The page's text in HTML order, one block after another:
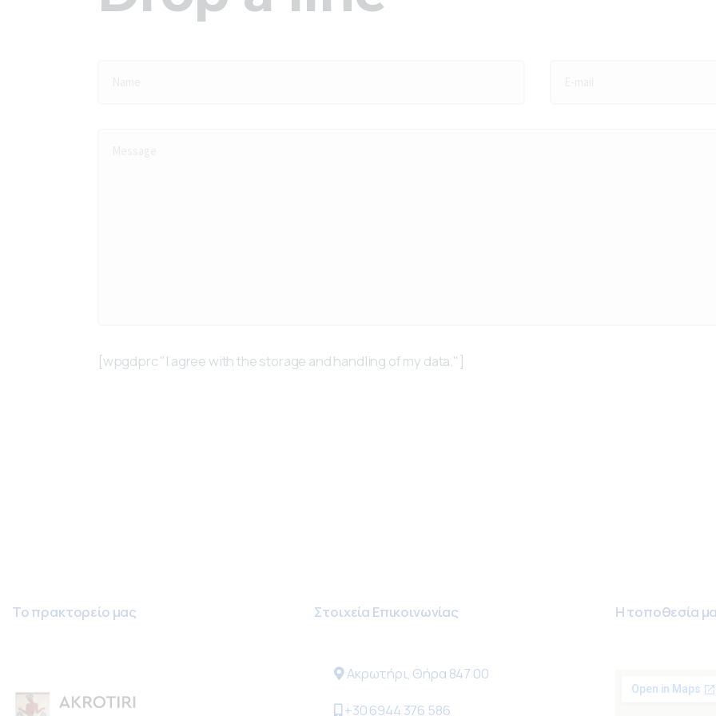
[wpgdprc "I agree with the storage and handling of my data."]
Το πρακτορείο μας Στοιχεία Επικοινωνίας
Ακρωτήρι, Θήρα 847 00
+30 6944 376 586
Η τοποθεσία